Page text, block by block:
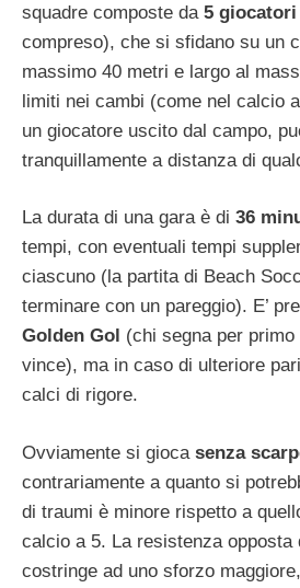
squadre composte da 5 giocatori
compreso), che si sfidano su un
massimo 40 metri e largo al
limiti nei cambi (come nel calcio
un giocatore uscito dal campo,
tranquillamente a distanza di
La durata di una gara è di 36
tempi, con eventuali tempi
ciascuno (la partita di Beach
terminare con un pareggio). E’
Golden Gol (chi segna per primo
vince), ma in caso di ulteriore
calci di rigore.
Ovviamente si gioca senza
contrariamente a quanto si
di traumi è minore rispetto a
calcio a 5. La resistenza opposta
costringe ad uno sforzo